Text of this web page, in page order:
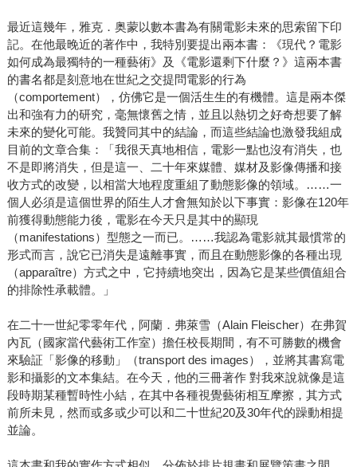
最近這幾年，雅克．奥蒙以數本書為有關電影未來的思索留下印
記。在他最晚近的著作中，我特別要提出兩本書：《現代？電影
如何成為最獨特的一種藝術》及《電影還剩下什麼？》這兩本書
的書名都是刻意地在世紀之交提問電影的行為
（comportement），仿佛它是一個活生生的有機體。這是兩本傑
出和強有力的研究，毫無懷舊之情，並且以熱切之好奇想要了解
未來的變化可能。我贊同其中的結論，而這些結論也激發我組成
目前的文章合集：「我很天真地相信，電影一點也沒有消失，也
不是即將消失，但是這一、二十年來媒體、媒材及影像傳播和接
收方式的改變，以相當大地程度重組了動態影像的領域。……一
個人必須是這個世界的陌生人才會無知於以下事實：影像在120年
前獲得動態能力後，電影在今天只是其中的顯現
（manifestations）型態之一而已。……我認為電影就其最慣常的
形式而言，說它已消失是遠離事實，而且在動態影像的各種出現
（apparaître）方式之中，它持續地突出，因為它是某些價值組合
的排除性承載體。」
在二十一世紀零零年代，阿蘭．弗萊雪（Alain Fleischer）在弗賀
內瓦（國家當代藝術工作室）擔任校長期間，有不可勝數的機會
來驗証「影像的移動」（transport des images），並將其書寫電
影和攝影的文本集結。在今天，他的三冊著作 對我來說就像是這
段時期某種暫時性小結，在其中各種視覺藝術相互摩擦，其方式
前所未見，然而或多或少可以和二十世紀20及30年代的躁動相提
並論。